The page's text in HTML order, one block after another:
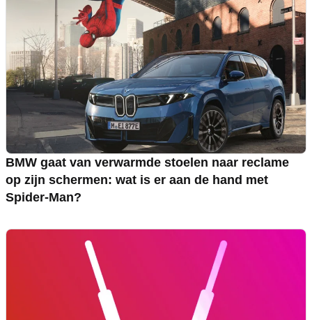
BMW gaat van verwarmde stoelen naar reclame
op zijn schermen: wat is er aan de hand met
Spider-Man?